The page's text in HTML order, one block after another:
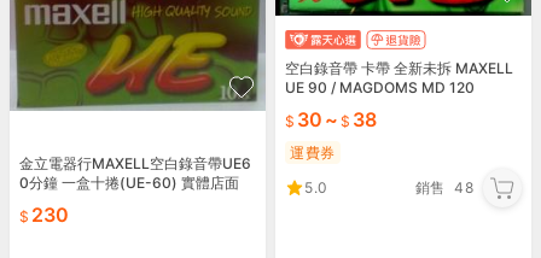
金立電器行MAXELL空白錄音帶UE6
0分鐘 一盒十捲(UE-60) 實體店面
230
空白錄音帶 卡帶 全新未拆 MAXELL
UE 90 / MAGDOMS MD 120
30 ~ 38
運費券
5.0
銷售 48